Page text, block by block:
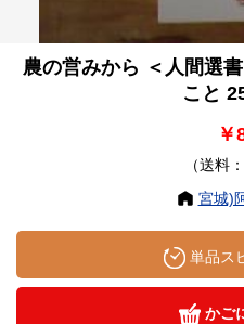
農の営みから ＜人間選
こと
￥
（送料
宮城)
単品ス
かご